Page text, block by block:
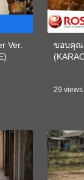
Ver.
ขอบคุณ
29 views